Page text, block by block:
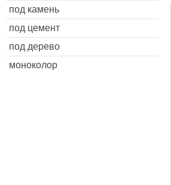
под камень
под цемент
под дерево
моноколор